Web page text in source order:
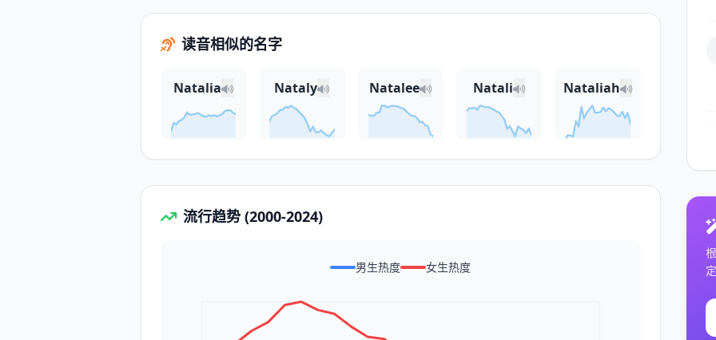
读音相似的名字
Natalia Nataly Natalee Natali Nataliah
流行趋势 (2000-2024)
男生热度 女生热度